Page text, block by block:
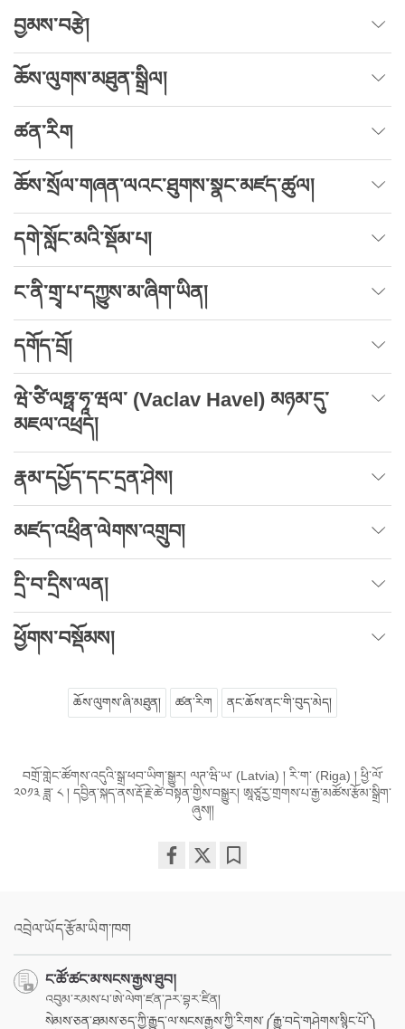
བྱམས་བརྩེ།
ཆོས་ལུགས་མཐུན་སྒྲིལ།
ཚན་རིག
ཆོས་སྲོལ་གཞན་ལའང་ཐུགས་སྣང་མཛད་ཚུལ།
དགེ་སློང་མའི་སྡོམ་པ།
ང་ནི་གྲྭ་པ་དཀྱུས་མ་ཞིག་ཡིན།
དགོད་བྲོ།
ཝེ་ཙི་ལཧྥ་ཧཱ་ཝལ་ (Vaclav Havel) མཉམ་དུ་
མཇལ་འཕྲད།
རྣམ་དཔྱོད་དང་དྲན་ཤེས།
མཛད་འཕྲིན་ལེགས་འགྲུབ།
དྲི་བ་དྲིས་ལན།
ཕྱོགས་བསྡོམས།
ཆོས་ལུགས་ཞི་མཐུན། ཚན་རིག ནང་ཆོས་ནང་གི་བུད་མེད།
བགྲོ་གླེང་ཚོགས་འདུའི་སྒྲ་ཕབ་ཡིག་སྒྱུར། ལཊ་ཝི་ཡ་ (Latvia) ། རི་ག་ (Riga) ། ཕྱི་ལོ་
༢༠༡༣ ཟླ་ ༨ ། དབྱིན་སྐད་ནས་རྡོ་རྗེ་ཚེ་བསྟན་གྱིས་བསྒྱུར། ཨཱཙཱརྱ་གྲགས་པ་རྒྱ་མཚོས་རྩོམ་སྒྲིག་
ཞུས།།
འབྲེལ་ཡོད་རྩོམ་ཡིག་ཁག
ང་ཚོ་ཚང་མ་སངས་རྒྱས་ཐུབ།
འབུམ་རམས་པ་ཨེ་ལེག་ཛན་ཌར་བྷར་ཛིན།
སེམས་ཅན་ཐམས་ཅད་ཀྱི་རྒྱུད་ལ་སངས་རྒྱས་ཀྱི་རིགས་༼རྒྱུ་བདེ་གཤེགས་སྙིང་པོ་༽